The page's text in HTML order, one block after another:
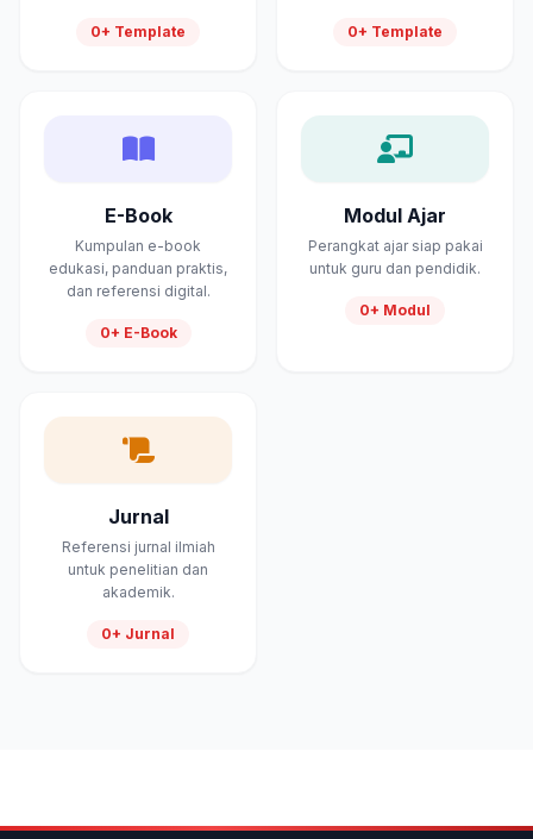
0+ Template 0+ Template
E-Book
Kumpulan e-book
edukasi, panduan praktis,
dan referensi digital.
0+ E-Book
Modul Ajar
Perangkat ajar siap pakai
untuk guru dan pendidik.
0+ Modul
Jurnal
Referensi jurnal ilmiah
untuk penelitian dan
akademik.
0+ Jurnal